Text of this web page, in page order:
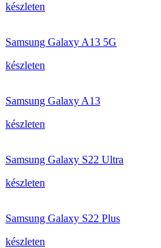
készleten
Samsung Galaxy A13 5G
készleten
Samsung Galaxy A13
készleten
Samsung Galaxy S22 Ultra
készleten
Samsung Galaxy S22 Plus
készleten